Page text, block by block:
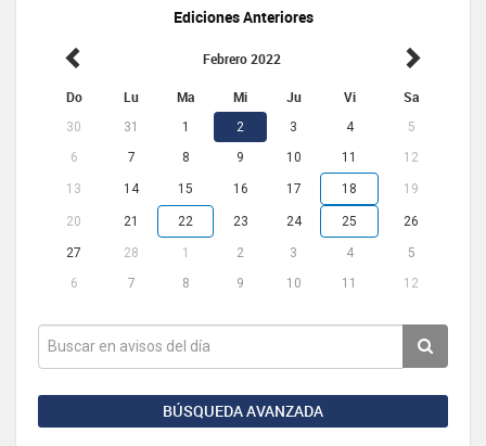
Ediciones Anteriores
Febrero 2022
Do Lu Ma Mi Ju Vi Sa
30 31 1 2 3 4
5
6
7 8 9 10 11 12
13 14 15 16 17 18 19
20 21 22 23 24 25 26
27 28 1 2 3 4
5
6
7 8 9 10 11 12
BÚSQUEDA AVANZADA